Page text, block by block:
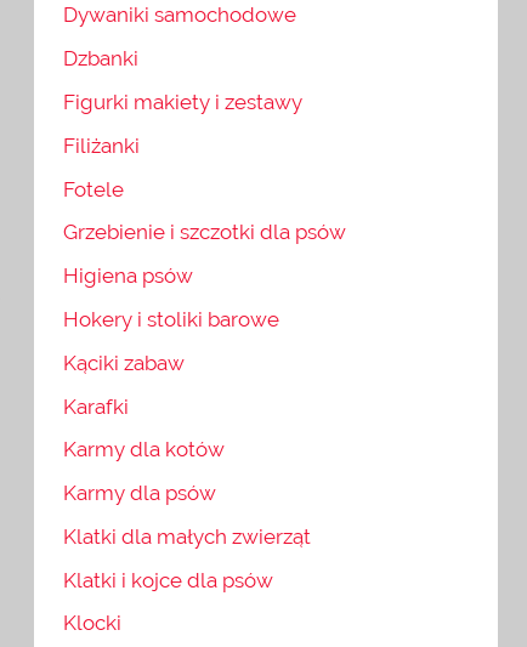
Dywaniki samochodowe
Dzbanki
Figurki makiety i zestawy
Filiżanki
Fotele
Grzebienie i szczotki dla psów
Higiena psów
Hokery i stoliki barowe
Kąciki zabaw
Karafki
Karmy dla kotów
Karmy dla psów
Klatki dla małych zwierząt
Klatki i kojce dla psów
Klocki